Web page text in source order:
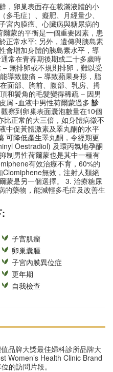
，卵巢表面存在載滿液體的小
毛症）、癡肥、月經量少、
宮內膜癌、心臟病與糖尿病的
爾蒙的平衡是一個重要因素，患
正常水平; 另外，遺傳與胰島素
會增加身體的胰島素水平，導
常在青春期後期或二十多歲時
無排卵或不規則排卵，難以受
導致腹痛 – 導致蘋果身形，脂
面部、胸前、腹部、乳房、拇
和鬢角的毛髮變得稀疏 – 因男
屑 -血液中男性荷爾蒙過多 診
察到卵巢表面囊泡數量在10個
正常的大三倍，如身體病徵不
中促黃體激素及睪丸酮的水平
可降低產生睪丸酮，令經期更
Oestradiol) 及環丙氯地孕酮
制男性荷爾蒙也是其中一種有
有效治療不育，60%的
無效，注射人類絕
蒙是另一個選擇。 3. 治療糖尿
的藥物，能減輕多毛症及改善生
子宫肌瘤
卵巢囊腫
子宮內膜異位症
更年期
自我檢查
品牌大獎最佳婦科診所品牌大
Women’s Health Clinic Brand
的訪問片段。